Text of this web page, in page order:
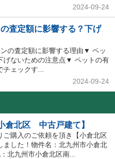
2024-09-24
査定額に影響する？下げ
の査定額に影響する理由▼ ペッ
げないための注意点▼ ペットの有
ェックす...
2024-09-24
北区 中古戸建て】
ご購入のご依頼を頂き【小倉北区
した！物件名：北九州市小倉北
北九州市小倉北区南...